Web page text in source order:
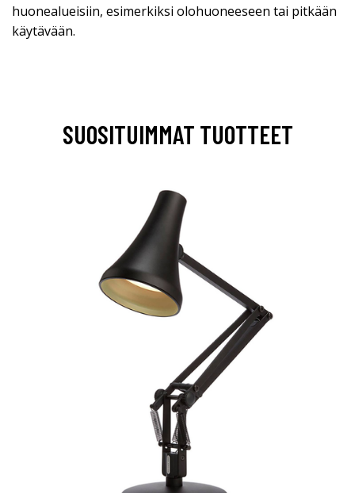
huonealueisiin, esimerkiksi olohuoneeseen tai pitkään
käytävään.
SUOSITUIMMAT TUOTTEET